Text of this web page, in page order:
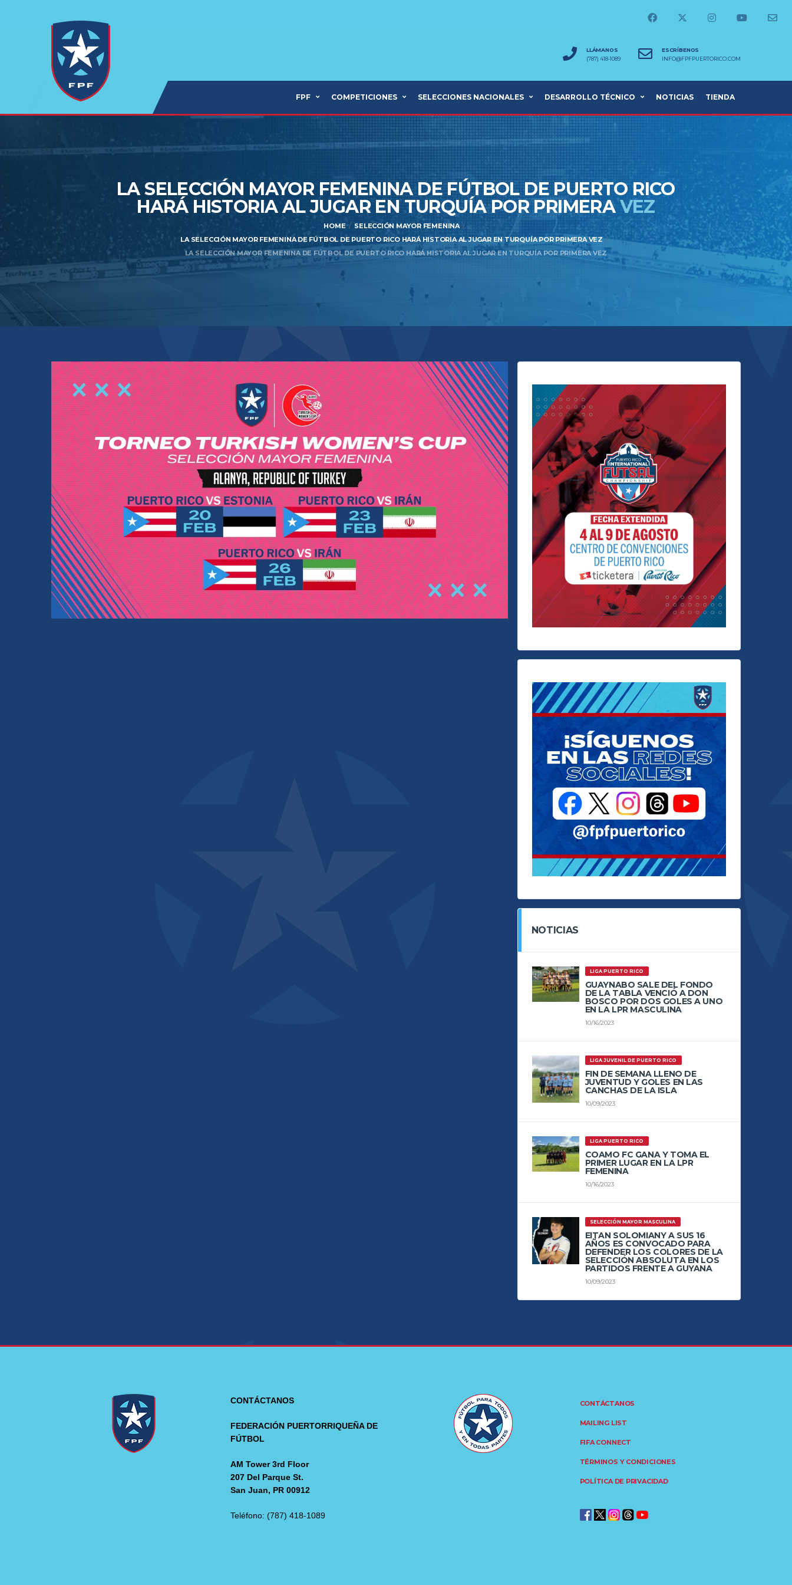
LLÁMANOS
(787) 418-1089
ESCRÍBENOS
INFO@FPFPUERTORICO.COM
FPF COMPETICIONES SELECCIONES NACIONALES DESARROLLO TÉCNICO NOTICIAS TIENDA
LA SELECCIÓN MAYOR FEMENINA DE FÚTBOL DE PUERTO RICO
HARÁ HISTORIA AL JUGAR EN TURQUÍA POR PRIMERAVEZ
HOME
SELECCIÓN MAYOR FEMENINA
LA SELECCIÓN MAYOR FEMENINA DE FÚTBOL DE PUERTO RICO HARÁ HISTORIA AL JUGAR EN TURQUÍA POR PRIMERA VEZ
LA SELECCIÓN MAYOR FEMENINA DE FÚTBOL DE PUERTO RICO HARÁ HISTORIA AL JUGAR EN TURQUÍA POR PRIMERA VEZ
NOTICIAS
LIGA PUERTO RICO
GUAYNABO SALE DEL FONDO
DE LA TABLA VENCIÓ A DON
BOSCO POR DOS GOLES A UNO
EN LA LPR MASCULINA
10/16/2023
LIGA JUVENIL DE PUERTO RICO
FIN DE SEMANA LLENO DE
JUVENTUD Y GOLES EN LAS
CANCHAS DE LA ISLA
10/09/2023
LIGA PUERTO RICO
COAMO FC GANA Y TOMA EL
PRIMER LUGAR EN LA LPR
FEMENINA
10/16/2023
SELECCIÓN MAYOR MASCULINA
EITAN SOLOMIANY A SUS 16
AÑOS ES CONVOCADO PARA
DEFENDER LOS COLORES DE LA
SELECCIÓN ABSOLUTA EN LOS
PARTIDOS FRENTE A GUYANA
10/09/2023
CONTÁCTANOS
FEDERACIÓN PUERTORRIQUEÑA DE
FÚTBOL
AM Tower 3rd Floor
207 Del Parque St.
San Juan, PR 00912
Teléfono: (787) 418-1089
CONTÁCTANOS
MAILING LIST
FIFA CONNECT
TÉRMINOS Y CONDICIONES
POLÍTICA DE PRIVACIDAD